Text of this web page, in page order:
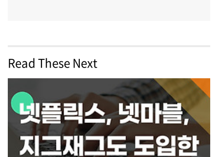
Read These Next